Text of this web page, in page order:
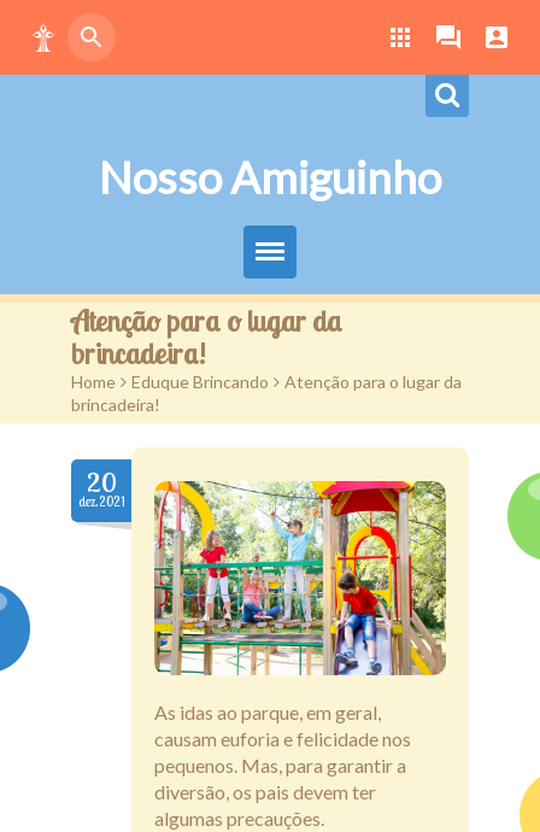
Nosso Amiguinho
Eduque Brincando
Letras
Play
Downloads
Atividades
Assine
Atenção para o lugar da
brincadeira!
Home > Eduque Brincando > Atenção para o lugar da
brincadeira!
20
dez.2021
As idas ao parque, em geral,
causam euforia e felicidade nos
pequenos. Mas, para garantir a
diversão, os pais devem ter
algumas precauções.